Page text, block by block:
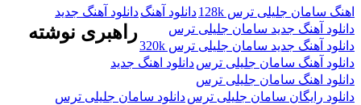
اهنگ سامان جلیلی ترس 128k دانلود آهنگدانلود آهنگ جدید
دانلود آهنگ جدید سامان جلیلی ترس
دانلود آهنگ جدید سامان جلیلی ترس 320k
دانلود آهنگ سامان جلیلی ترسدانلود اهنگ جدید
دانلود اهنگ سامان جلیلی ترس
دانلود رایگان سامان جلیلی ترسدانلود سامان جلیلی ترس
راهبری نوشته